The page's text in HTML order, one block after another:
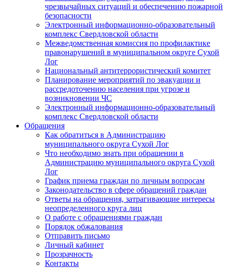
чрезвычайных ситуаций и обеспечению пожарной
безопасности
Электронный информационно-образовательный
комплекс Cвердловской области
Межведомственная комиссия по профилактике
правонарушений в муниципальном округе Сухой
Лог
Национальный антитеррористический комитет
Планирование мероприятий по эвакуации и
рассредоточению населения при угрозе и
возникновении ЧС
Электронный информационно-образовательный
комплекс Свердловской области
Обращения
Как обратиться в Администрацию
муниципального округа Сухой Лог
Что необходимо знать при обращении в
Администрацию муниципального округа Сухой
Лог
График приема граждан по личным вопросам
Законодательство в сфере обращений граждан
Ответы на обращения, затрагивающие интересы
неопределенного круга лиц
О работе с обращениями граждан
Порядок обжалования
Отправить письмо
Личный кабинет
Прозрачность
Контакты